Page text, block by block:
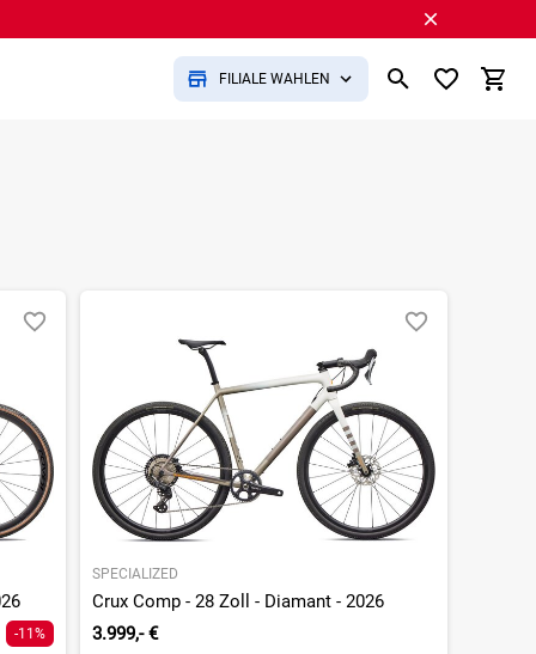
FILIALE WÄHLEN
-11%
SPECIALIZED
Crux Comp - 28 Zoll - Diamant - 2026
3.999,- €